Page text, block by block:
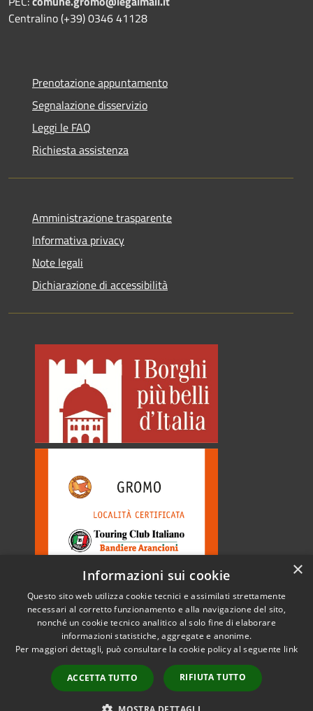
Centralino (+39) 0346 41128
Prenotazione appuntamento
Segnalazione disservizio
Leggi le FAQ
Richiesta assistenza
Amministrazione trasparente
Informativa privacy
Note legali
Dichiarazione di accessibilità
Accessibilità
Copyright © 2026 • Comune di
Gromo • Powered by
Municipium•
Accesso
redazione
×
Informazioni sui cookie
Questo sito web utilizza cookie tecnici e assimilati strettamente
necessari al corretto funzionamento e alla navigazione del sito,
nonché un cookie tecnico analitico al solo fine di elaborare
informazioni statistiche, aggregate e anonime.
Per maggiori dettagli, può consultare la cookie policy al seguente link
ACCETTA TUTTO RIFIUTA TUTTO